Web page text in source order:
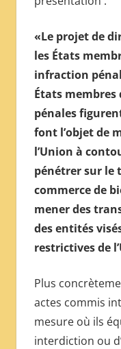
«Le projet de
les États
infraction
États
pénales
font l’objet de
l’Union à
pénétrer sur le
commerce de
mener des
des entités
restrictives de
Plus
actes commis
mesure où ils
interdiction ou